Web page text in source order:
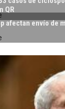
QR
afectan envío de